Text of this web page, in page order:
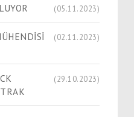
(05.11.2023)
(02.11.2023)
(29.10.2023)